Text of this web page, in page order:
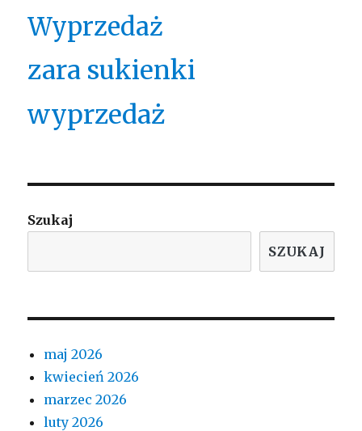
Wyprzedaż
zara sukienki
wyprzedaż
Szukaj
SZUKAJ
maj 2026
kwiecień 2026
marzec 2026
luty 2026